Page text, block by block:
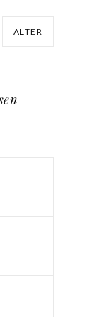
ÄLTER